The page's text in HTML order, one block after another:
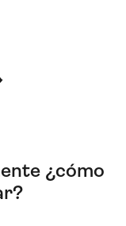
testimonial
1 2 3
testimonial 4
¿cómo